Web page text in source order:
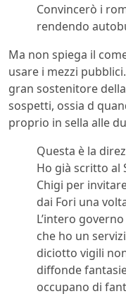
Convincerò i
rendendo
Ma non spiega il
usare i mezzi
gran sostenitore
sospetti, ossia d
proprio in sella alle
Questa è la
Ho già scritto al
Chigi per
dai Fori una
L’intero
che ho un
diciotto vigili
diffonde
occupano di